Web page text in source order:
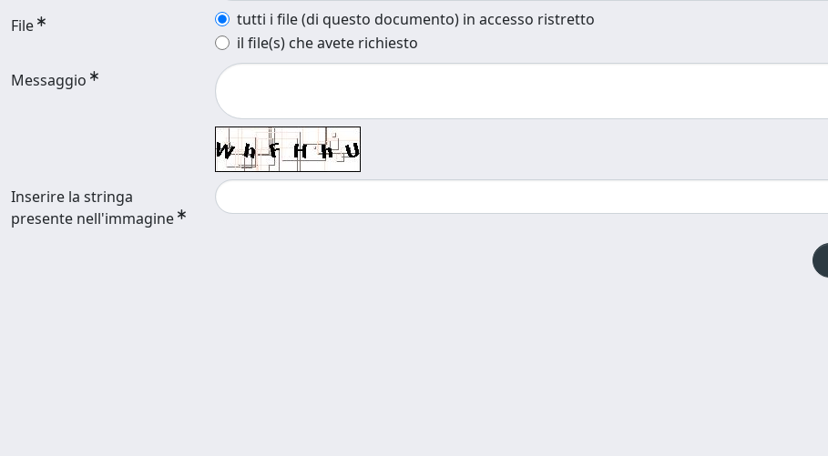
File
tutti i file (di questo documento) in accesso ristretto
il file(s) che avete richiesto
Messaggio
Inserire la stringa
presente nell'immagine